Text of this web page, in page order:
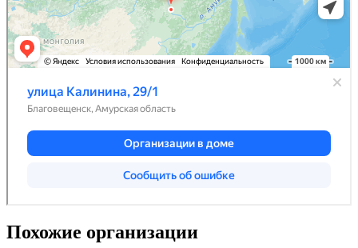
Похожие организации